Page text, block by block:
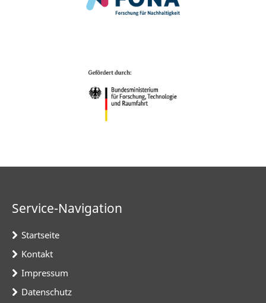
Service-Navigation
Startseite
Kontakt
Impressum
Datenschutz